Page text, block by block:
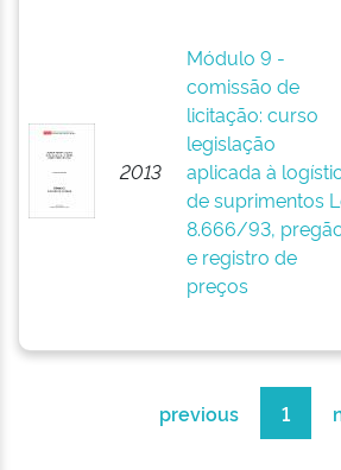
2013
Módulo 9 -
comissão de
licitação: curso
legislação
aplicada à
de suprimentos
8.666/93,
e registro de
preços
previous 1